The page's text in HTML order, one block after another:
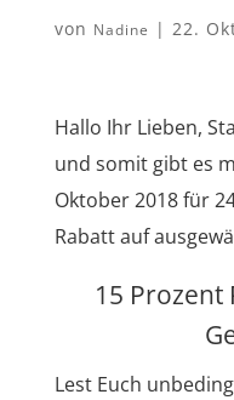
von Nadine | 22.
Hallo Ihr Lieben,
und somit gibt es
Oktober 2018 für
Rabatt auf
15 Prozent
Lest Euch